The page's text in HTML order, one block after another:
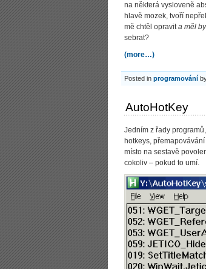
na některá vysloveně
hlavě mozek, tvoří
mě chtěl opravita měl
sebrat?
(more…)
Posted in programování
AutoHotKey
Jedním z řady
hotkeys,
místo na sestavě
cokoliv – pokud to umí.